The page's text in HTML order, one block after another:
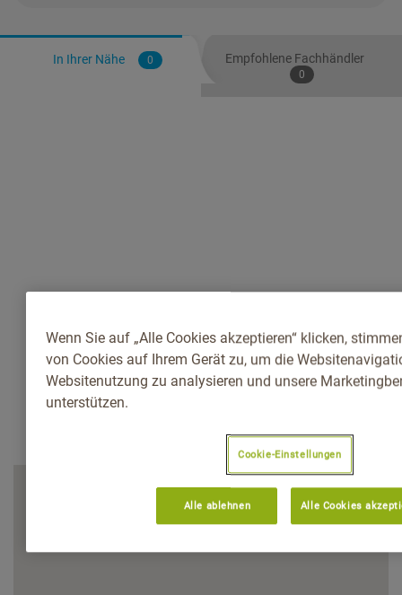
In Ihrer Nähe 0 Empfohlene Fachhändler
0
Wenn Sie auf „Alle Cookies akzeptieren“ klicken,
von Cookies auf Ihrem Gerät zu, um die
Websitenutzung zu analysieren und unsere
unterstützen.
Cookie-Einstellungen
Alle ablehnen Alle Cookies